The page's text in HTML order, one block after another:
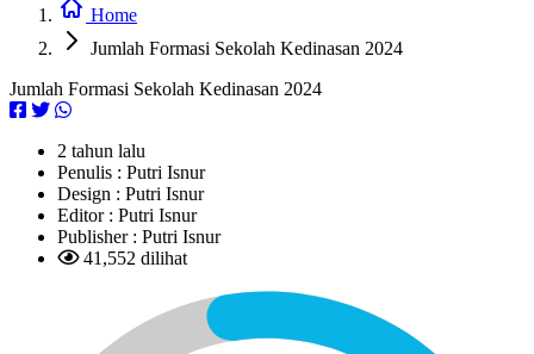
Home
Jumlah Formasi Sekolah Kedinasan 2024
Jumlah Formasi Sekolah Kedinasan 2024
2 tahun lalu
Penulis : Putri Isnur
Design : Putri Isnur
Editor : Putri Isnur
Publisher : Putri Isnur
41,552 dilihat